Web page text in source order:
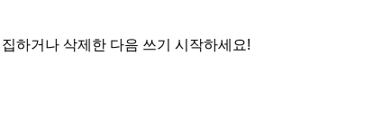
하거나 삭제한 다음 쓰기 시작하세요!